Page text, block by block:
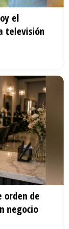
el
televisión
orden de
negocio